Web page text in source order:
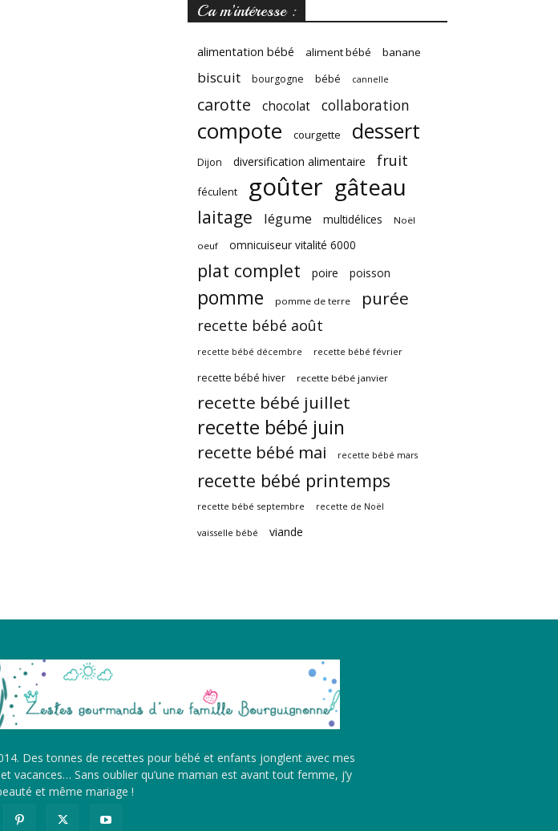
Ca m’intéresse :
alimentation bébé aliment bébé banane
biscuit bourgogne bébé cannelle
carotte chocolat collaboration
compote courgette dessert
Dijon diversification alimentaire fruit
féculent goûter gâteau
laitage légume multidélices Noël
oeuf omnicuiseur vitalité 6000
plat complet poire poisson
pomme pomme de terre purée
recette bébé août
recette bébé décembre recette bébé février
recette bébé hiver recette bébé janvier
recette bébé juillet
recette bébé juin
recette bébé mai recette bébé mars
recette bébé printemps
recette bébé septembre recette de Noël
vaisselle bébé viande
Des tonnes de recettes pour bébé et enfants jonglent avec mes
Sans oublier qu’une maman est avant tout femme, j’y
et même mariage !